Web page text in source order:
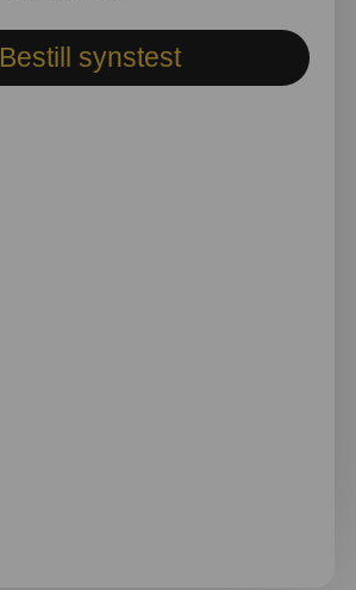
Bestill synstest